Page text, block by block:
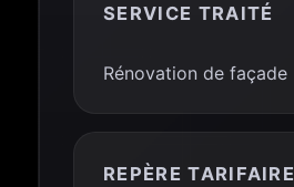
SERVICE TRAITÉ
Rénovation de façade
REPÈRE TARIFAIRE